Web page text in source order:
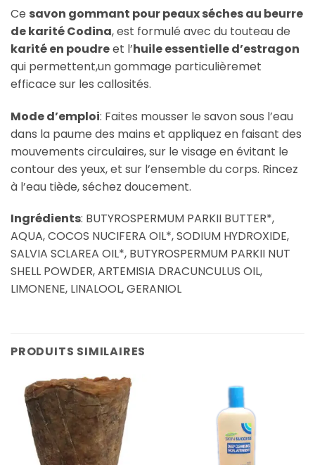
Ce savon gommant pour peaux séches au beurre
de karité Codina, est formulé avec du touteau de
karité en poudreet l’huile essentielle d’estragon
qui permettent,un gommage particulièremet
efficace sur les callosités.
Mode d’emploi: Faites mousser le savon sous l’eau
dans la paume des mains et appliquez en faisant des
mouvements circulaires, sur le visage en évitant le
contour des yeux, et sur l’ensemble du corps. Rincez
à l’eau tiède, séchez doucement.
Ingrédients: BUTYROSPERMUM PARKII BUTTER*,
AQUA, COCOS NUCIFERA OIL*, SODIUM HYDROXIDE,
SALVIA SCLAREA OIL*, BUTYROSPERMUM PARKII NUT
SHELL POWDER, ARTEMISIA DRACUNCULUS OIL,
LIMONENE, LINALOOL, GERANIOL
PRODUITS SIMILAIRES